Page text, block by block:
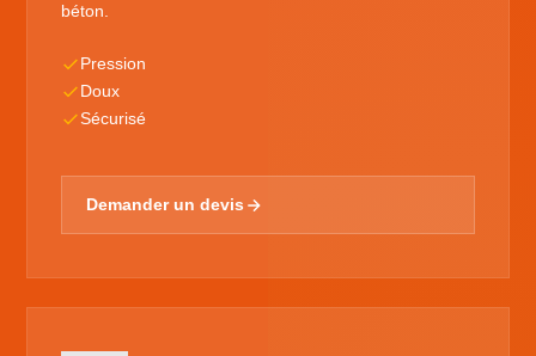
béton.
Pression
Doux
Sécurisé
Demander un devis